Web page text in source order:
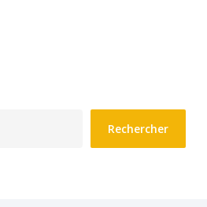
Rechercher